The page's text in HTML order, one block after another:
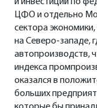
ЦФО и отдельно
сектора
на Северо-западе,
автопроизводств,
индекса
оказался в
больших